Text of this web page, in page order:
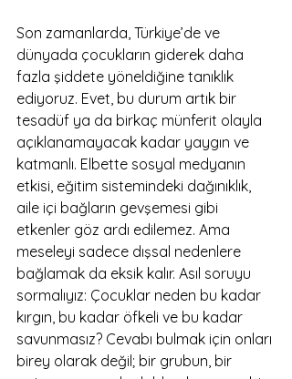
Son zamanlarda, Türkiye’de ve
dünyada çocukların giderek daha
fazla şiddete yöneldiğine tanıklık
ediyoruz. Evet, bu durum artık bir
tesadüf ya da birkaç münferit olayla
açıklanamayacak kadar yaygın ve
katmanlı. Elbette sosyal medyanın
etkisi, eğitim sistemindeki dağınıklık,
aile içi bağların gevşemesi gibi
etkenler göz ardı edilemez. Ama
meseleyi sadece dışsal nedenlere
bağlamak da eksik kalır. Asıl soruyu
sormalıyız: Çocuklar neden bu kadar
kırgın, bu kadar öfkeli ve bu kadar
savunmasız? Cevabı bulmak için onları
birey olarak değil; bir grubun, bir